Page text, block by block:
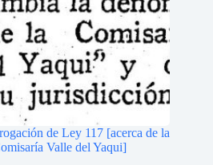
de Ley 117 [acerca de la
Valle del Yaqui]